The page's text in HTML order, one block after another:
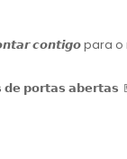
𝙘𝙤𝙣𝙩𝙞𝙜𝙤 para o
𝗽𝗼𝗿𝘁𝗮𝘀 𝗮𝗯𝗲𝗿𝘁𝗮𝘀